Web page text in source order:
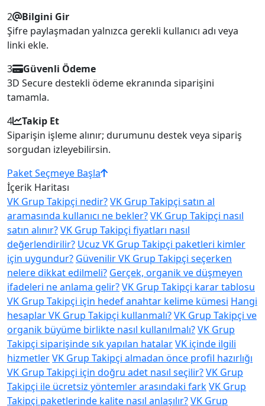
2
Bilgini Gir
Şifre paylaşmadan yalnızca gerekli kullanıcı adı veya
linki ekle.
3
Güvenli Ödeme
3D Secure destekli ödeme ekranında siparişini
tamamla.
4
Takip Et
Siparişin işleme alınır; durumunu destek veya sipariş
sorgudan izleyebilirsin.
Paket Seçmeye Başla
İçerik Haritası
VK Grup Takipçi nedir?VK Grup Takipçi satın al
aramasında kullanıcı ne bekler?VK Grup Takipçi nasıl
satın alınır?VK Grup Takipçi fiyatları nasıl
değerlendirilir? Ucuz VK Grup Takipçi paketleri kimler
için uygundur? Güvenilir VK Grup Takipçi seçerken
nelere dikkat edilmeli? Gerçek, organik ve düşmeyen
ifadeleri ne anlama gelir?VK Grup Takipçi karar tablosu
VK Grup Takipçi için hedef anahtar kelime kümesi Hangi
hesaplar VK Grup Takipçi kullanmalı?VK Grup Takipçi ve
organik büyüme birlikte nasıl kullanılmalı?VK Grup
Takipçi siparişinde sık yapılan hatalarVK içinde ilgili
hizmetlerVK Grup Takipçi almadan önce profil hazırlığı
VK Grup Takipçi için doğru adet nasıl seçilir?VK Grup
Takipçi ile ücretsiz yöntemler arasındaki farkVK Grup
Takipçi paketlerinde kalite nasıl anlaşılır?VK Grup